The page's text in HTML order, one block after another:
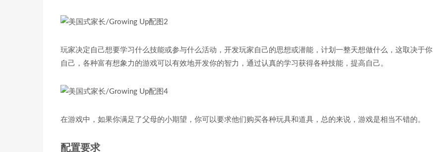
玩家决定自己想要学习什么技能或参与什么活动，开发玩家自己的思想或潜能，计划一整天想做什么，这取决于你
自己，各种富有想象力的游戏可以有效地开发你的智力，通过认真的学习获得各种技能，提高自己。
在游戏中，如果你满足了父母的小期望，你可以要求他们购买各种玩具和道具，总的来说，游戏是相当不错的。
配置要求